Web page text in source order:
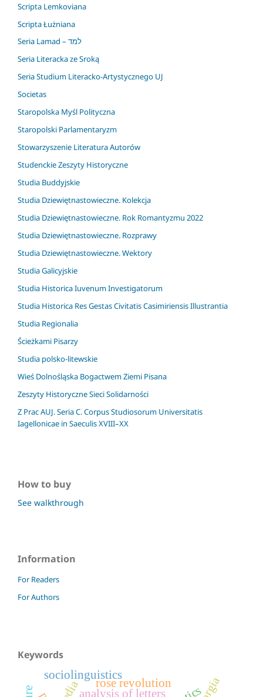
Scripta Lemkoviana
Scripta Łużniana
Seria Lamad – למד
Seria Literacka ze Sroką
Seria Studium Literacko-Artystycznego UJ
Societas
Staropolska Myśl Polityczna
Staropolski Parlamentaryzm
Stowarzyszenie Literatura Autorów
Studenckie Zeszyty Historyczne
Studia Buddyjskie
Studia Dziewiętnastowieczne. Kolekcja
Studia Dziewiętnastowieczne. Rok Romantyzmu 2022
Studia Dziewiętnastowieczne. Rozprawy
Studia Dziewiętnastowieczne. Wektory
Studia Galicyjskie
Studia Historica Iuvenum Investigatorum
Studia Historica Res Gestas Civitatis Casimiriensis Illustrantia
Studia Regionalia
Ścieżkami Pisarzy
Studia polsko-litewskie
Wieś Dolnośląska Bogactwem Ziemi Pisana
Zeszyty Historyczne Sieci Solidarności
Z Prac AUJ. Seria C. Corpus Studiosorum Universitatis
Iagellonicae in Saeculis XVIII–XX
How to buy
See walkthrough
Information
For Readers
For Authors
Keywords
analysis of letters
sociolinguistics
rose revolution